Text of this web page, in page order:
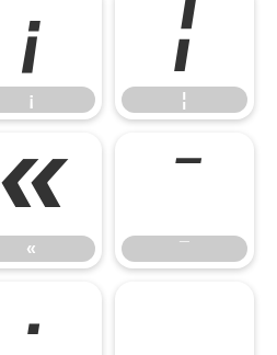
¡
¡
¦
¦
«
«
¯
¯
·